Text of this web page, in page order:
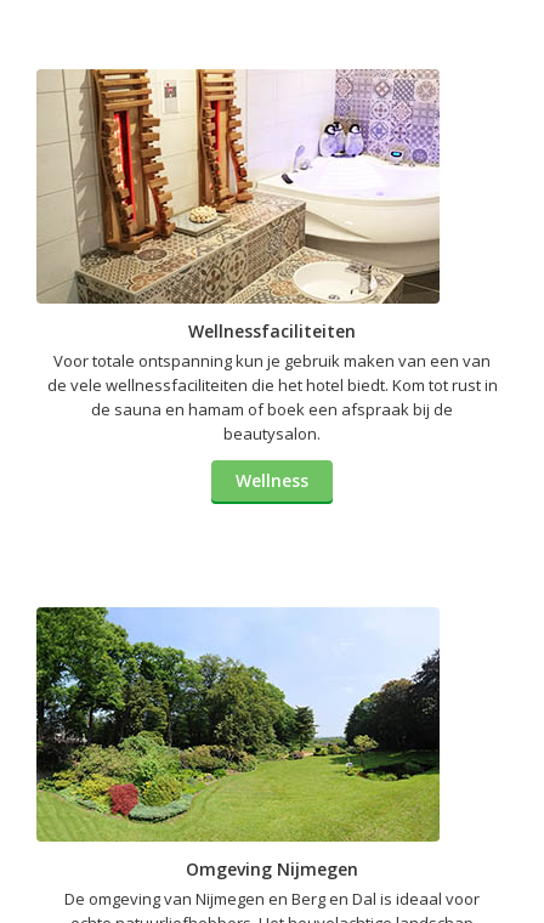
Wellnessfaciliteiten
Voor totale ontspanning kun je gebruik maken van een van
de vele wellnessfaciliteiten die het hotel biedt. Kom tot rust in
de sauna en hamam of boek een afspraak bij de
beautysalon.
Wellness
Omgeving Nijmegen
De omgeving van Nijmegen en Berg en Dal is ideaal voor